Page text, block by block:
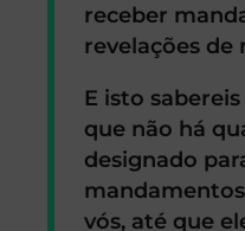
receber
revelações de
E isto
que não há
designado
vós, até que